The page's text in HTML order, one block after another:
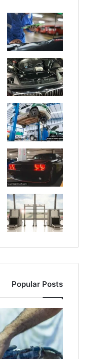
Popular Posts